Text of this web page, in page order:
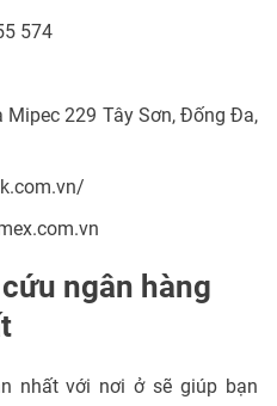
574
229 Tây Sơn, Đống Đa,
ngân hàng
nhất với nơi ở sẽ giúp bạn